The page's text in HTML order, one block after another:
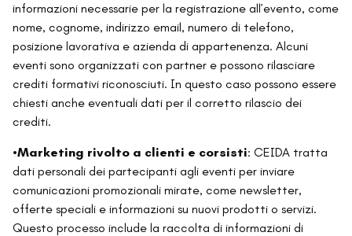
informazioni necessarie per la registrazione all’evento, come
nome, cognome, indirizzo email, numero di telefono,
posizione lavorativa e azienda di appartenenza. Alcuni
eventi sono organizzati con partner e possono rilasciare
crediti formativi riconosciuti. In questo caso possono essere
chiesti anche eventuali dati per il corretto rilascio dei
crediti.
•Marketing rivolto a clienti e corsisti: CEIDA tratta
dati personali dei partecipanti agli eventi per inviare
comunicazioni promozionali mirate, come newsletter,
offerte speciali e informazioni su nuovi prodotti o servizi.
Questo processo include la raccolta di informazioni di